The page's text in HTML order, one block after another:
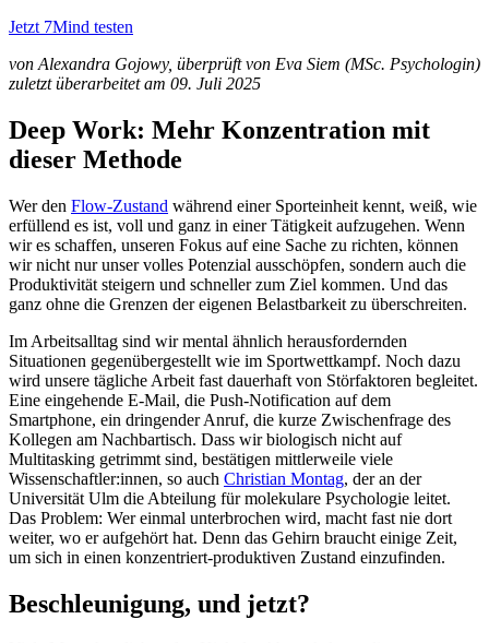
Jetzt 7Mind testen
von Alexandra Gojowy, überprüft von Eva Siem (MSc. Psychologin)
zuletzt überarbeitet am 09. Juli 2025
Deep Work: Mehr Konzentration mit
dieser Methode
Wer den Flow-Zustand während einer Sporteinheit kennt, weiß, wie
erfüllend es ist, voll und ganz in einer Tätigkeit aufzugehen. Wenn
wir es schaffen, unseren Fokus auf eine Sache zu richten, können
wir nicht nur unser volles Potenzial ausschöpfen, sondern auch die
Produktivität steigern und schneller zum Ziel kommen. Und das
ganz ohne die Grenzen der eigenen Belastbarkeit zu überschreiten.
Im Arbeitsalltag sind wir mental ähnlich herausfordernden
Situationen gegenübergestellt wie im Sportwettkampf. Noch dazu
wird unsere tägliche Arbeit fast dauerhaft von Störfaktoren begleitet.
Eine eingehende E-Mail, die Push-Notification auf dem
Smartphone, ein dringender Anruf, die kurze Zwischenfrage des
Kollegen am Nachbartisch. Dass wir biologisch nicht auf
Multitasking getrimmt sind, bestätigen mittlerweile viele
Wissenschaftler:innen, so auch Christian Montag, der an der
Universität Ulm die Abteilung für molekulare Psychologie leitet.
Das Problem: Wer einmal unterbrochen wird, macht fast nie dort
weiter, wo er aufgehört hat. Denn das Gehirn braucht einige Zeit,
um sich in einen konzentriert-produktiven Zustand einzufinden.
Beschleunigung, und jetzt?